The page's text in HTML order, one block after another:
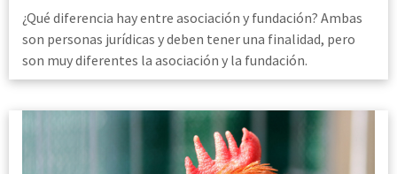
¿Qué diferencia hay entre asociación y fundación? Ambas
son personas jurídicas y deben tener una finalidad, pero
son muy diferentes la asociación y la fundación.